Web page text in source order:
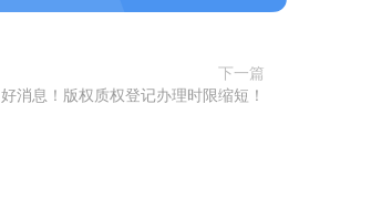
下一篇
好消息！版权质权登记办理时限缩短！